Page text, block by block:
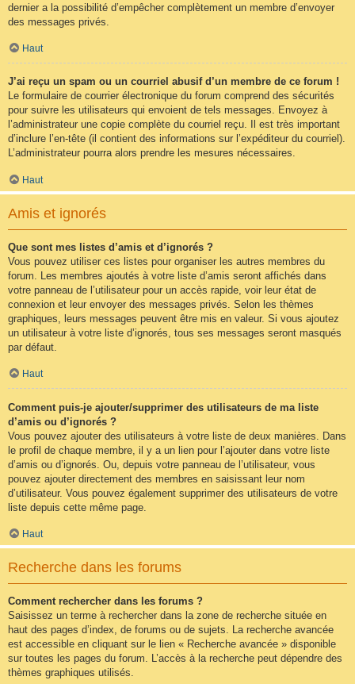
dernier a la possibilité d’empêcher complètement un membre d’envoyer
des messages privés.
Haut
J’ai reçu un spam ou un courriel abusif d’un membre de ce forum !
Le formulaire de courrier électronique du forum comprend des sécurités
pour suivre les utilisateurs qui envoient de tels messages. Envoyez à
l’administrateur une copie complète du courriel reçu. Il est très important
d’inclure l’en-tête (il contient des informations sur l’expéditeur du courriel).
L’administrateur pourra alors prendre les mesures nécessaires.
Haut
Amis et ignorés
Que sont mes listes d’amis et d’ignorés ?
Vous pouvez utiliser ces listes pour organiser les autres membres du
forum. Les membres ajoutés à votre liste d’amis seront affichés dans
votre panneau de l’utilisateur pour un accès rapide, voir leur état de
connexion et leur envoyer des messages privés. Selon les thèmes
graphiques, leurs messages peuvent être mis en valeur. Si vous ajoutez
un utilisateur à votre liste d’ignorés, tous ses messages seront masqués
par défaut.
Haut
Comment puis-je ajouter/supprimer des utilisateurs de ma liste
d’amis ou d’ignorés ?
Vous pouvez ajouter des utilisateurs à votre liste de deux manières. Dans
le profil de chaque membre, il y a un lien pour l’ajouter dans votre liste
d’amis ou d’ignorés. Ou, depuis votre panneau de l’utilisateur, vous
pouvez ajouter directement des membres en saisissant leur nom
d’utilisateur. Vous pouvez également supprimer des utilisateurs de votre
liste depuis cette même page.
Haut
Recherche dans les forums
Comment rechercher dans les forums ?
Saisissez un terme à rechercher dans la zone de recherche située en
haut des pages d’index, de forums ou de sujets. La recherche avancée
est accessible en cliquant sur le lien « Recherche avancée » disponible
sur toutes les pages du forum. L’accès à la recherche peut dépendre des
thèmes graphiques utilisés.